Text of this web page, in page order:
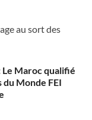
au sort des
Le Maroc qualifié
du Monde FEI